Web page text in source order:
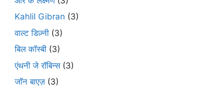
Kahlil Gibran (3)
वाल्ट डिज़्नी (3)
बिल कॉस्बी (3)
एंथनी जे रॉबिन्स(3)
जॉन बाएज़ (3)